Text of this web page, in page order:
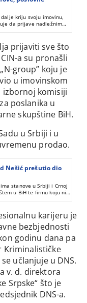
kriju svoju imovinu,
da prijave nadležnim
prijaviti sve što
a su pronašli
group” koju je
u imovinskom
izbornoj komisiji
poslanika u
skupštine BiH.
u Srbiji i u
prodao.
Nešić prešutio dio
stanove u Srbiji i Crnoj
u BiH te firmu koju nije
karijeru je
bezbjednosti
godinu dana pa
Kriminalističke
učlanjuje u DNS.
v. d. direktora
Srpske“ što je
DNS-a.